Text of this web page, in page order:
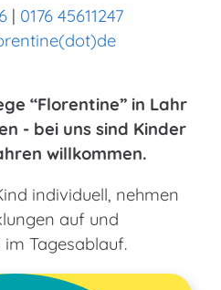
| 0176 45611247
“Florentine” in Lahr
- bei uns sind Kinder
willkommen.
individuell, nehmen
auf und
Tagesablauf.